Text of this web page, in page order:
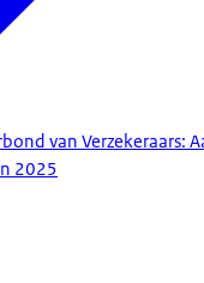
van Verzekeraars:
2025